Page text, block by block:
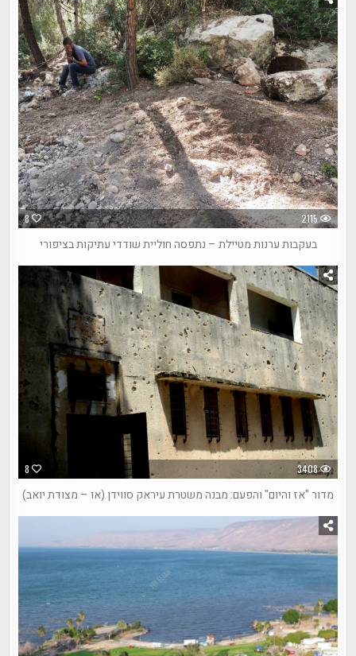
8 2115
בעקבות ערנות מטיילת – נתפסה חוליית שודדי עתיקות בציפורי
8 3408
מדור "אז והיום" והפעם: מבנה משטרת עיראק סווידן (או – מצודת יואב)